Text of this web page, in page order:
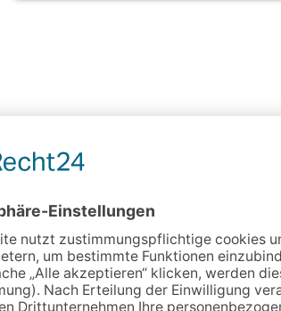
PLUS Filiale
3 99610
August-Bebel-Straße 3, 99610